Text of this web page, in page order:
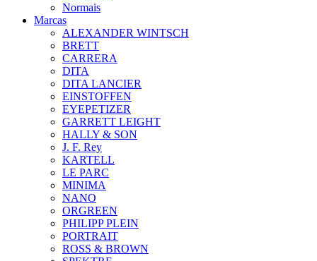
Normais
Marcas
ALEXANDER WINTSCH
BRETT
CARRERA
DITA
DITA LANCIER
EINSTOFFEN
EYEPETIZER
GARRETT LEIGHT
HALLY & SON
J. F. Rey
KARTELL
LE PARC
MINIMA
NANO
ORGREEN
PHILIPP PLEIN
PORTRAIT
ROSS & BROWN